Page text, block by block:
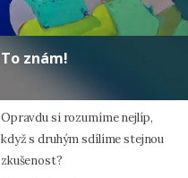
To znám!
Opravdu si rozumíme nejlíp,
když s druhým sdílíme stejnou
zkušenost?